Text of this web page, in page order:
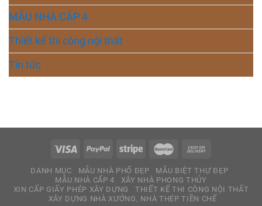
MẪU NHÀ CẤP 4
Thiết kế thi công nội thất
Tin tức
DANH MỤC MẪU NHÀ PHỐ ĐẸP
MẪU BIỆT THỰ ĐẸP
MẪU NHÀ CẤP 4
XÂY NHÀ PHONG THỦY
XIN CẤP GIẤY PHÉP XÂY DỰNG
THIẾT KẾ THI CÔNG NỘI THẤT
XÂY DỰNG NHÀ XƯỞNG, NHÀ THÉP TIỀN CHẾ